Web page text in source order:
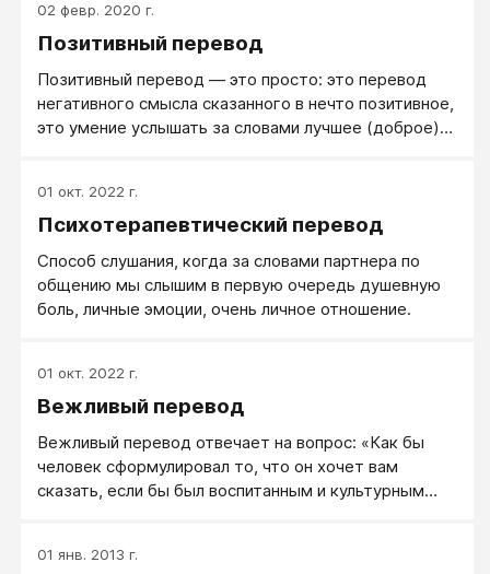
В тяжелых случаях это проявление не только
негативизма, но и невроза. Душевно здоровый и
негативный перевод только для слушания себя в
ситуации, когда надо особо внимательно
"фильтровать базар" и не допустить, чтобы никакая
превратно, негативно.
02 февр. 2020 г.
Позитивный перевод
Позитивный перевод — это просто: это перевод
негативного смысла сказанного в нечто позитивное,
это умение услышать за словами лучшее (доброе)
действий партнера иногда помогает понять, что
обидные и неприятные для вас слова — только
01 окт. 2022 г.
Психотерапевтический перевод
Способ слушания, когда за словами партнера по
общению мы слышим в первую очередь душевную
боль, личные эмоции, очень личное отношение.
01 окт. 2022 г.
Вежливый перевод
Вежливый перевод отвечает на вопрос: «Как бы
человек сформулировал то, что он хочет вам
сказать, если бы был воспитанным и культурным
01 янв. 2013 г.